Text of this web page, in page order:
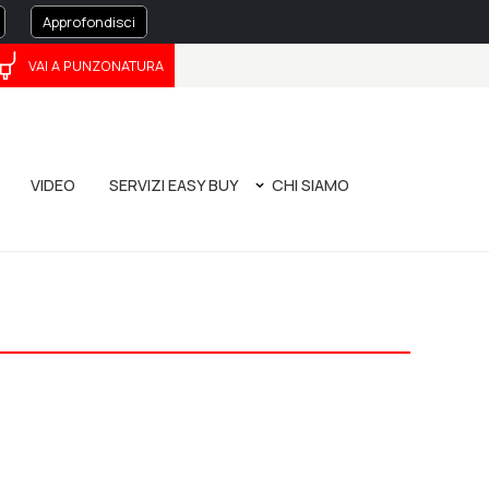
Approfondisci
VIDEO SERVIZI EASY BUY CHI SIAMO
VAI A PUNZONATURA